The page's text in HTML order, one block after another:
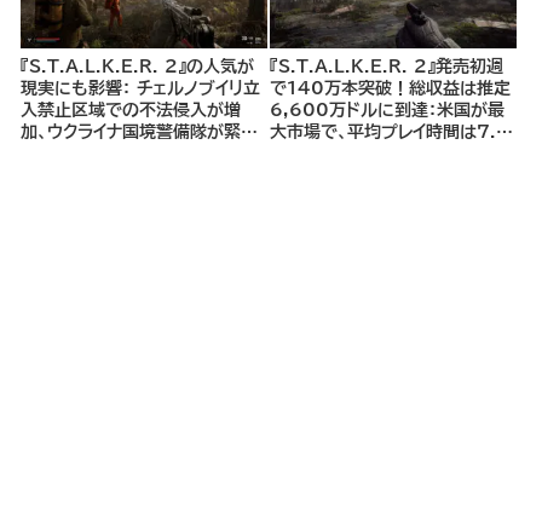
『S.T.A.L.K.E.R. 2』の人気が
現実にも影響： チェルノブイリ立
入禁止区域での不法侵入が増
加、ウクライナ国境警備隊が緊急
『S.T.A.L.K.E.R. 2』発売初週
で140万本突破！総収益は推定
6,600万ドルに到達：米国が最
大市場で、平均プレイ時間は7.6